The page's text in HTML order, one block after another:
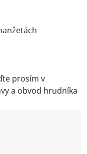
prosím v
a obvod hrudníka
GmbH -